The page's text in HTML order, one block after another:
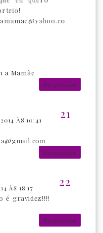
a Mamãe
Responder
ÀS 10:41
Responder
ÀS 18:17
é gravidez!!!!
Responder